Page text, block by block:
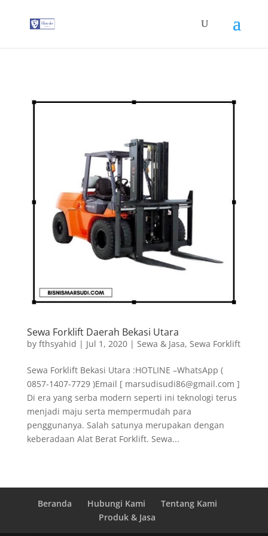
Sewa Forklift Daerah Bekasi Utara
by fthsyahid | Jul 1, 2020| Sewa & Jasa, Sewa Forklift
Sewa Forklift Bekasi Utara :HOTLINE –WhatsApp (
0857-1407-7729 )Email [ marsudisudi86@gmail.com ]
Di era yang serba modern seperti ini teknologi terus
menjadi maju serta mempermudah para
penggunanya. Salah satunya merupakan dengan
keberadaan Alat Berat Forklift. Sewa...
Beranda Hubungi Kami
Tentang Kami
Produk & Jasa